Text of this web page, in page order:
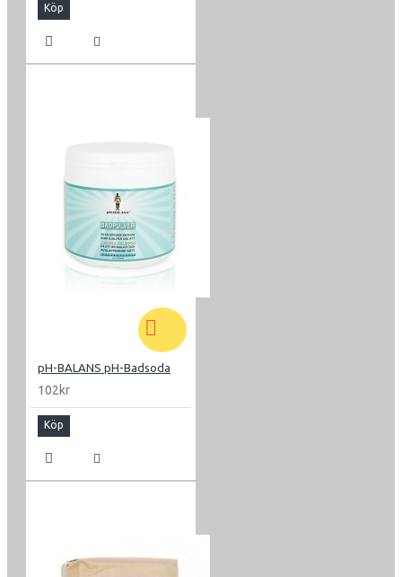
Köp
pH-BALANS pH-Badsoda
102kr
Köp